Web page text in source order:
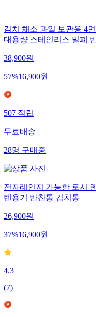
김치 채소 과일 보관용 4
대용량 스테인리스 밀폐
38,900원
57%16,900원
507적립
무료배송
28명구매중
전자레인지 가능한 로시
텐용기 반찬통 김치통
26,900원
37%16,900원
4.3
(7)